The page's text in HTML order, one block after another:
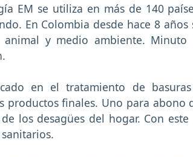
EM se utiliza en más de 140
En Colombia desde hace 8
animal y medio ambiente.
en el tratamiento de
productos finales. Uno para
los desagües del hogar. Con